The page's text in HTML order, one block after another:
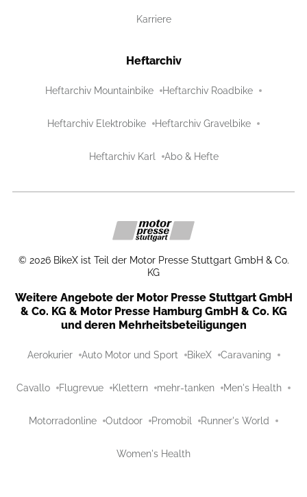
Karriere
Heftarchiv
Heftarchiv Mountainbike Heftarchiv Roadbike
Heftarchiv Elektrobike Heftarchiv Gravelbike
Heftarchiv Karl Abo & Hefte
© 2026 BikeX ist Teil der Motor Presse Stuttgart GmbH & Co.
KG
Weitere Angebote der Motor Presse Stuttgart GmbH
& Co. KG & Motor Presse Hamburg GmbH & Co. KG
und deren Mehrheitsbeteiligungen
Aerokurier Auto Motor und Sport BikeX Caravaning
Cavallo Flugrevue Klettern mehr-tanken Men's Health
Motorradonline Outdoor Promobil Runner's World
Women's Health